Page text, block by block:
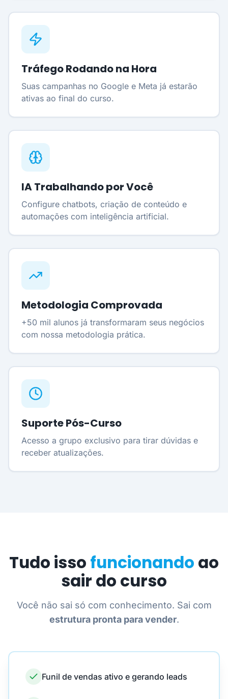
Tráfego Rodando na Hora
Suas campanhas no Google e Meta já estarão
ativas ao final do curso.
IA Trabalhando por Você
Configure chatbots, criação de conteúdo e
automações com inteligência artificial.
Metodologia Comprovada
+50 mil alunos já transformaram seus negócios
com nossa metodologia prática.
Suporte Pós-Curso
Acesso a grupo exclusivo para tirar dúvidas e
receber atualizações.
Tudo isso funcionando ao
sair do curso
Você não sai só com conhecimento. Sai com
estrutura pronta para vender.
Funil de vendas ativo e gerando leads